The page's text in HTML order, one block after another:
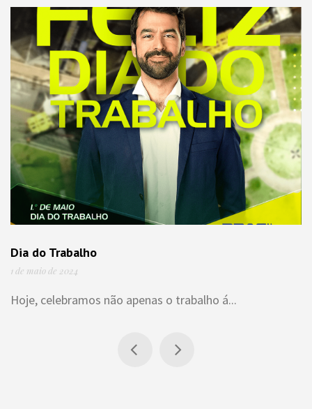
Dia do Trabalho
1 de maio de 2024
Hoje, celebramos não apenas o trabalho á...